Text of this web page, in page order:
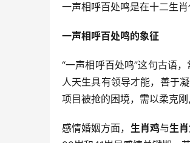
一声相呼百处鸣是在十二生
一声相呼百处鸣的象征
“一声相呼百处鸣”这句古语
人天生具有领导才能，善于
项目被抢的困境，需以柔克刚,
感情婚姻方面， 生肖鸡与生